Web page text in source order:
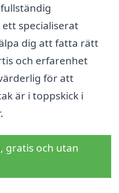
specialiserat
dig att fatta rätt
och erfarenhet
för att
är i toppskick i
gratis och utan